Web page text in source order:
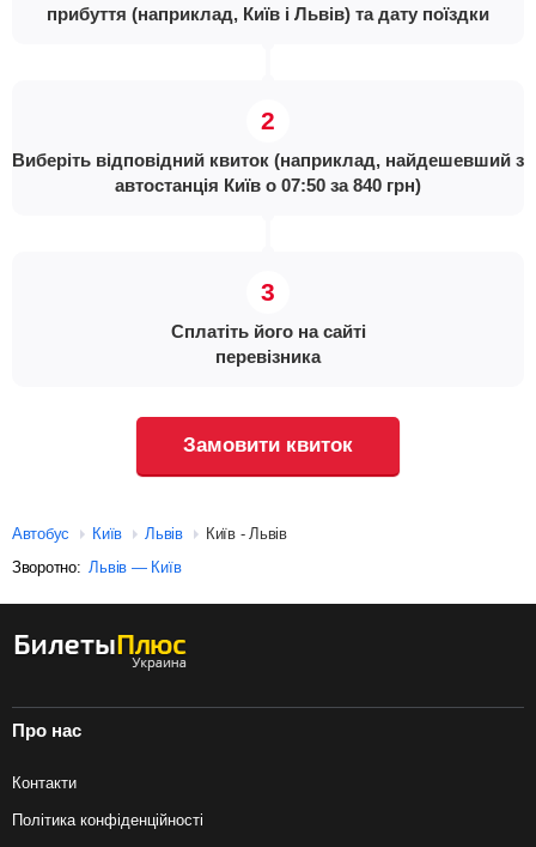
прибуття (наприклад, Київ і Львів) та дату поїздки
Виберіть відповідний квиток (наприклад, найдешевший з
автостанція Київ о 07:50 за 840 грн)
Сплатіть його на сайті
перевізника
Замовити квиток
Автобус Київ Львів
Київ - Львів
Зворотно: Львів — Київ
Про нас
Контакти
Політика конфіденційності